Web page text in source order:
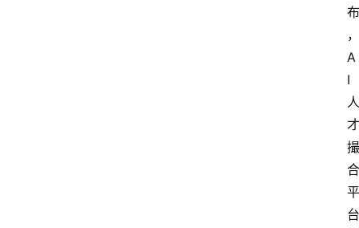
布
，
A
I
人
才
撮
合
平
台